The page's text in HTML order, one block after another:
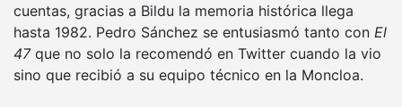
cuentas, gracias a Bildu la memoria histórica llega
hasta 1982. Pedro Sánchez se entusiasmó tanto con El
47 que no solo la recomendó en Twitter cuando la vio
sino que recibió a su equipo técnico en la Moncloa.